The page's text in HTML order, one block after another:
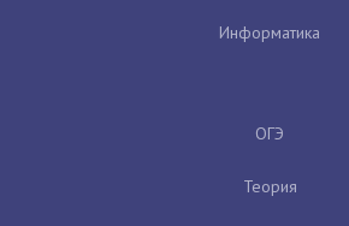
Информатика
ОГЭ
Теория